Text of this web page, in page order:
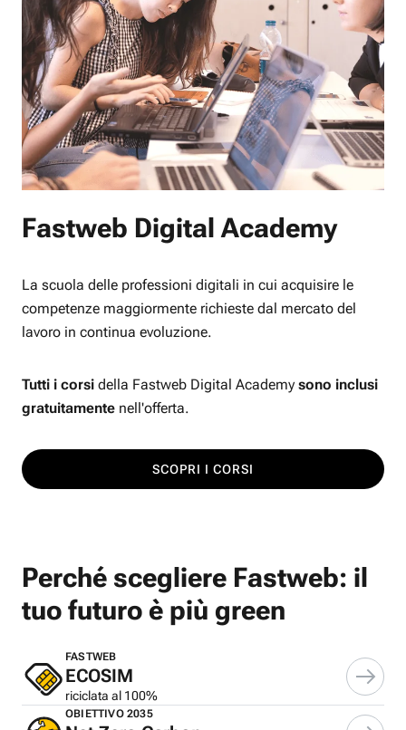
Fastweb Digital Academy
La scuola delle professioni digitali in cui acquisire le
competenze maggiormente richieste dal mercato del
lavoro in continua evoluzione.
Tutti i corsi della Fastweb Digital Academy sono inclusi
gratuitamente nell'offerta.
SCOPRI I CORSI
Perché scegliere Fastweb: il
tuo futuro è più green
FASTWEB
ECOSIM
riciclata al 100%
OBIETTIVO 2035